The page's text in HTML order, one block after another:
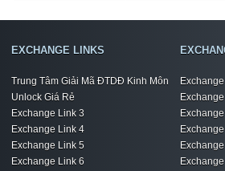
EXCHANGE LINKS
Trung Tâm Giải Mã ĐTDĐ Kinh Môn
Unlock Giá Rẻ
Exchange Link 3
Exchange Link 4
Exchange Link 5
Exchange Link 6